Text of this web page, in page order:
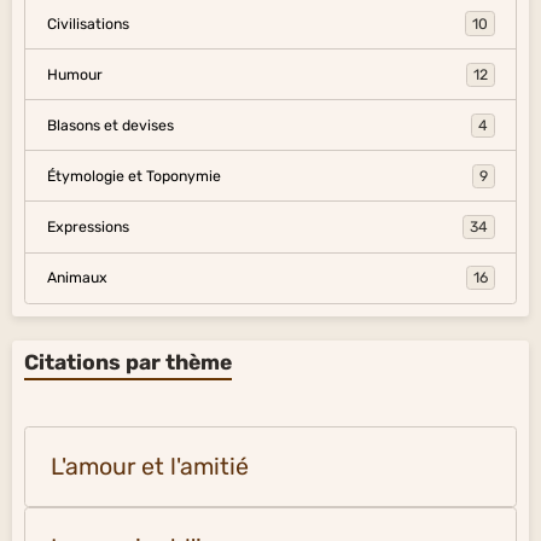
Civilisations 10
Humour 12
Blasons et devises 4
Étymologie et Toponymie 9
Expressions 34
Animaux 16
Citations par thème
L'amour et l'amitié